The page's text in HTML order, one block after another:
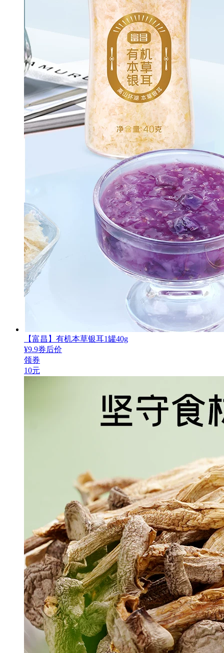
【富昌】有机本草银耳1罐40g
¥9.9券后价
领券
10元